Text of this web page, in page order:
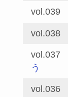
vol.039
vol.038
vol.037
う
vol.036